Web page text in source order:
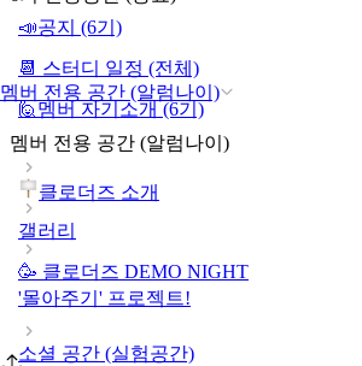
멤버 전용 공간 (알럼나이)
📣공지 (6기)
📆 스터디 일정 (전체)
🙋멤버 자기소개 (6기)
멤버 전용 공간 (알럼나이)
클로더즈 소개
갤러리
🥳 클로더즈 DEMO NIGHT
'몰아주기' 프로젝트!
소셜 공간 (실험공간)